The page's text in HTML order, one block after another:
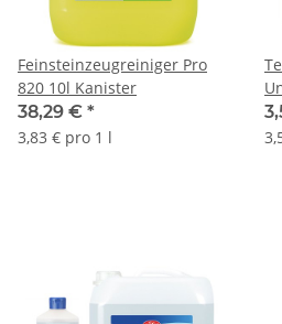
Feinsteinzeugreiniger Pro
820 10l Kanister
38,29 € *
3,83 € pro 1 l